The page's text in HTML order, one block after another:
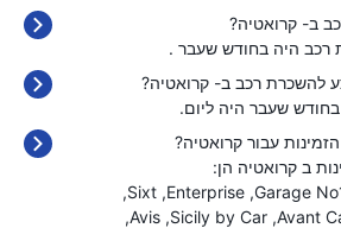
ב- קרואטיה?
רכב היה בחודש שעבר .
להשכרת רכב ב- קרואטיה?
שעבר היה ליום.
עבור קרואטיה?
ב קרואטיה הן:
Garage
Enterprise
Sixt
Avant
Sicily by Car
Avis